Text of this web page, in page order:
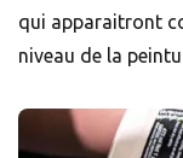
qui apparaitront
niveau de la